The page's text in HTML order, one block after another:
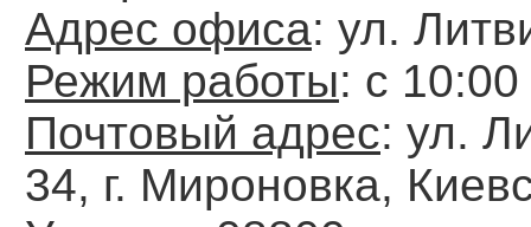
Адрес офиса: ул.
Режим работы: с
Почтовый адрес: ул.
34, г. Мироновка,